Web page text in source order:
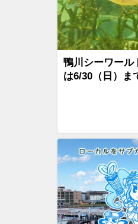
鴨川シーワール
は6/30（日）ま